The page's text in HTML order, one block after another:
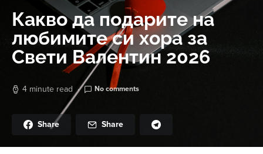
Какво да подарите на
любимите си хора за
Свети Валентин 2026
4 minute read No comments
Share Share